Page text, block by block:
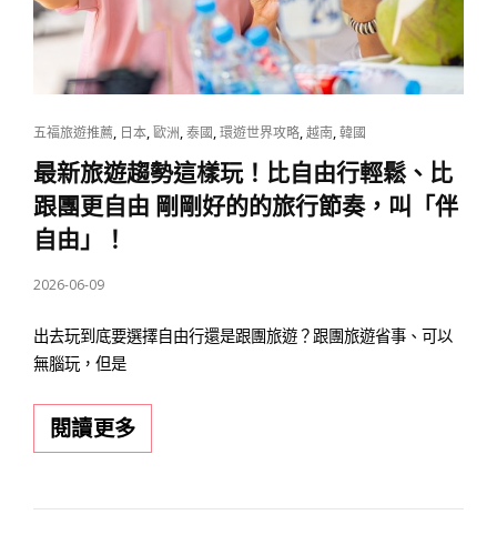
CAT
LINKS
五福旅遊推薦, 日本,歐洲,泰國,環遊世界攻略,越南,韓國
最新旅遊趨勢這樣玩！比自由行輕鬆、比
跟團更自由 剛剛好的的旅行節奏，叫「伴
自由」！
POSTED
2026-06-09
出去玩到底要選擇自由行還是跟團旅遊？跟團旅遊省事、可以
無腦玩，但是
閱讀更多最
新